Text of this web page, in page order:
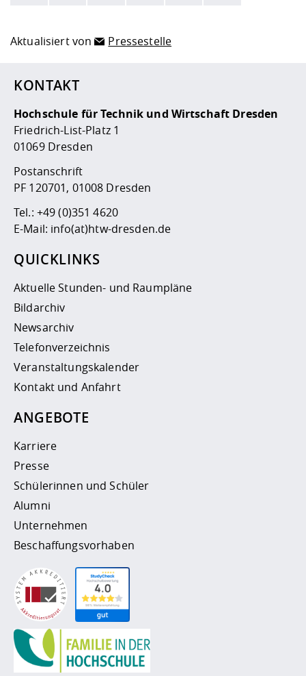
Aktualisiert von Pressestelle
KONTAKT
Hochschule für Technik und Wirtschaft Dresden
Friedrich-List-Platz 1
01069 Dresden
Postanschrift
PF 120701, 01008 Dresden
Tel.: +49 (0)351 4620
E-Mail: info(at)htw-dresden.de
QUICKLINKS
Aktuelle Stunden- und Raumpläne
Bildarchiv
Newsarchiv
Telefonverzeichnis
Veranstaltungskalender
Kontakt und Anfahrt
ANGEBOTE
Karriere
Presse
Schülerinnen und Schüler
Alumni
Unternehmen
Beschaffungsvorhaben